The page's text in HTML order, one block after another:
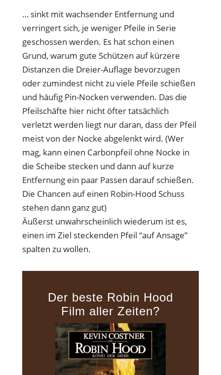
… sinkt mit wachsender Entfernung und
verringert sich, je weniger Pfeile in Serie
geschossen werden. Es hat schon einen
Grund, warum gute Schützen auf kürzere
Distanzen die Dreier-Auflage bevorzugen
oder zumindest nicht zu viele Pfeile schießen
und häufig Pin-Nocken verwenden. Das die
Pfeilschäfte hier nicht öfter tatsächlich
verletzt werden liegt nur daran, dass der Pfeil
meist von der Nocke abgelenkt wird. (Wer
mag, kann einen Carbonpfeil ohne Nocke in
die Scheibe stecken und dann auf kurze
Entfernung ein paar Passen darauf schießen.
Die Chancen auf einen Robin-Hood Schuss
stehen dann ganz gut)
Äußerst unwahrscheinlich wiederum ist es,
einen im Ziel steckenden Pfeil “auf Ansage”
spalten zu wollen.
Der beste Robin Hood
Film aller Zeiten?